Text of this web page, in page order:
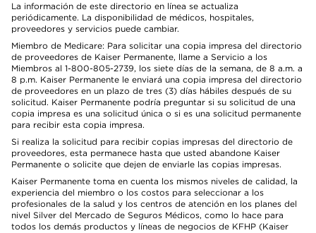
La información de este directorio en línea se actualiza
periódicamente. La disponibilidad de médicos, hospitales,
proveedores y servicios puede cambiar.
Miembro de Medicare: Para solicitar una copia impresa del directorio
de proveedores de Kaiser Permanente, llame a Servicio a los
Miembros al 1-800-805-2739, los siete días de la semana, de 8 a.m. a
8 p.m. Kaiser Permanente le enviará una copia impresa del directorio
de proveedores en un plazo de tres (3) días hábiles después de su
solicitud. Kaiser Permanente podría preguntar si su solicitud de una
copia impresa es una solicitud única o si es una solicitud permanente
para recibir esta copia impresa.
Si realiza la solicitud para recibir copias impresas del directorio de
proveedores, esta permanece hasta que usted abandone Kaiser
Permanente o solicite que dejen de enviarle las copias impresas.
Kaiser Permanente toma en cuenta los mismos niveles de calidad, la
experiencia del miembro o los costos para seleccionar a los
profesionales de la salud y los centros de atención en los planes del
nivel Silver del Mercado de Seguros Médicos, como lo hace para
todos los demás productos y líneas de negocios de KFHP (Kaiser